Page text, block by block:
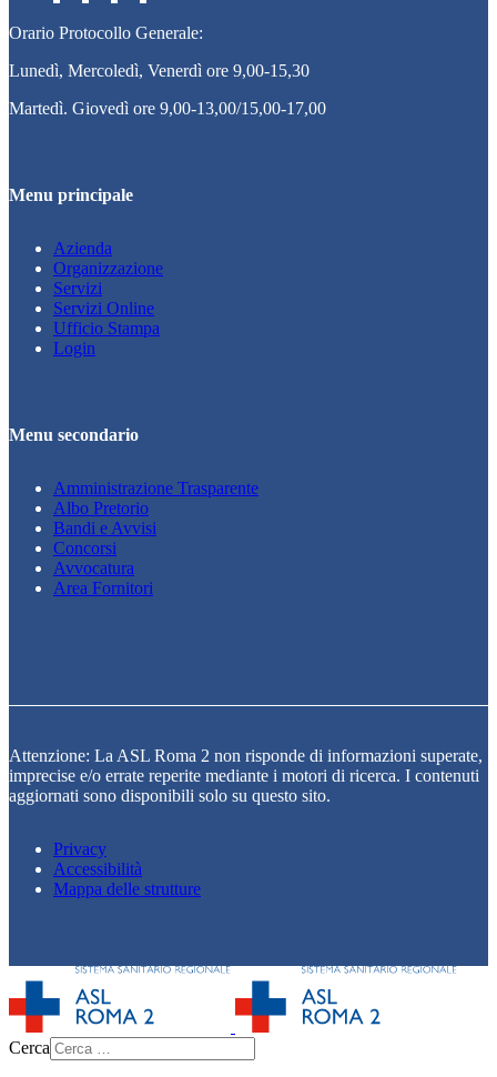
Orario Protocollo Generale:
Lunedì, Mercoledì, Venerdì ore 9,00-15,30
Martedì. Giovedì ore 9,00-13,00/15,00-17,00
Menu principale
Azienda
Organizzazione
Servizi
Servizi Online
Ufficio Stampa
Login
Menu secondario
Amministrazione Trasparente
Albo Pretorio
Bandi e Avvisi
Concorsi
Avvocatura
Area Fornitori
Attenzione: La ASL Roma 2 non risponde di informazioni superate,
imprecise e/o errate reperite mediante i motori di ricerca. I contenuti
aggiornati sono disponibili solo su questo sito.
Privacy
Accessibilità
Mappa delle strutture
Cerca